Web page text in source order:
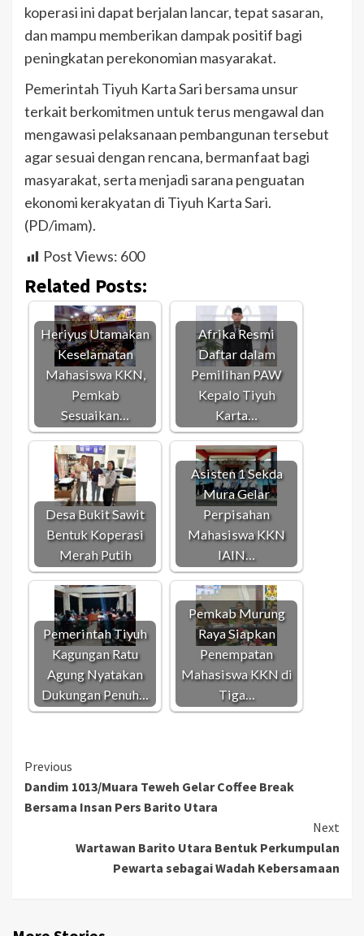
koperasi ini dapat berjalan lancar, tepat sasaran,
dan mampu memberikan dampak positif bagi
peningkatan perekonomian masyarakat.
Pemerintah Tiyuh Karta Sari bersama unsur
terkait berkomitmen untuk terus mengawal dan
mengawasi pelaksanaan pembangunan tersebut
agar sesuai dengan rencana, bermanfaat bagi
masyarakat, serta menjadi sarana penguatan
ekonomi kerakyatan di Tiyuh Karta Sari.
(PD/imam).
Post Views: 600
Related Posts:
Heriyus Utamakan
Keselamatan
Mahasiswa KKN,
Pemkab
Sesuaikan…
Afrika Resmi
Daftar dalam
Pemilihan PAW
Kepalo Tiyuh
Karta…
Desa Bukit Sawit
Bentuk Koperasi
Merah Putih
Asisten 1 Sekda
Mura Gelar
Perpisahan
Mahasiswa KKN
IAIN…
Pemerintah Tiyuh
Kagungan Ratu
Agung Nyatakan
Dukungan Penuh…
Pemkab Murung
Raya Siapkan
Penempatan
Mahasiswa KKN di
Tiga…
Continue
Reading
Previous
Dandim 1013/Muara Teweh Gelar Coffee Break
Bersama Insan Pers Barito Utara
Next
Wartawan Barito Utara Bentuk Perkumpulan
Pewarta sebagai Wadah Kebersamaan